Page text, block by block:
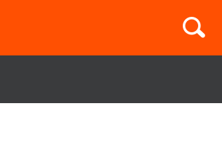
Børnebøger